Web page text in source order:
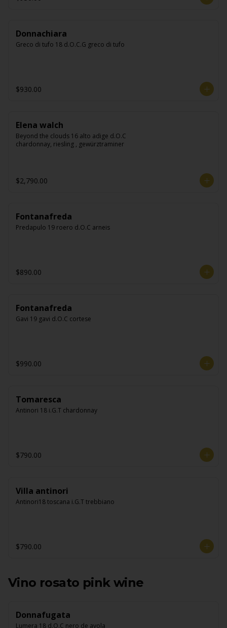
Donnachiara
Greco di tufo 18 d.O.C.G greco di tufo
$930.00
Elena walch
Beyond the clouds 16 alto adige d.O.C
chardonnay, riesling , gewürztraminer
$2,790.00
Fontanafreda
Predapulo 19 roero d.O.C arneis
$890.00
Fontanafreda
Gavi 19 gavi d.O.C cortese
$990.00
Tomaresca
Antinori 18 i.G.T chardonnay
$790.00
Villa antinori
Antinori18 toscana i.G.T trebbiano
$790.00
Vino rosato pink wine
Donnafugata
Lumera 18 d.O.C nero de avola